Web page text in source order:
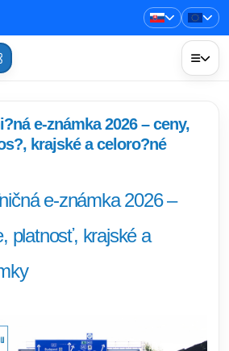
e-známka 2026 – ceny,
krajské a celoro?né
e-známka 2026 –
platnosť, krajské a